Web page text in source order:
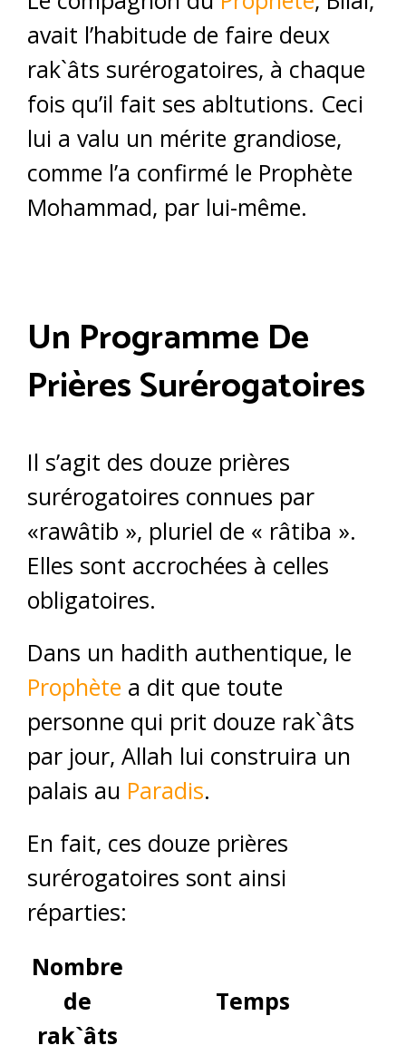
avait l’habitude de faire deux
rak`âts surérogatoires, à chaque
fois qu’il fait ses abltutions. Ceci
lui a valu un mérite grandiose,
comme l’a confirmé le Prophète
Mohammad, par lui-même.
Un Programme De
Prières Surérogatoires
Il s’agit des douze prières
surérogatoires connues par
«rawâtib », pluriel de « râtiba ».
Elles sont accrochées à celles
obligatoires.
Dans un hadith authentique, le
Prophète a dit que toute
personne qui prit douze rak`âts
par jour, Allah lui construira un
palais au Paradis.
En fait, ces douze prières
surérogatoires sont ainsi
réparties:
Nombre
de
rak`âts
Temps